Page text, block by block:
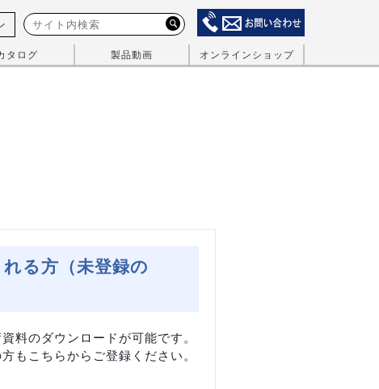
タログ 製品動画 オンラインショップ
る方（未登録の
料のダウンロードが可能です。
もこちらからご登録ください。